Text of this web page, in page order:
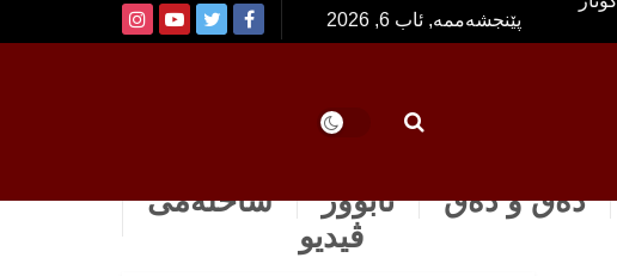
پێنجشەممە, ئاب 6, 2026
دەق و دەق ئابوور
ساخله‌می
ڤیدیو